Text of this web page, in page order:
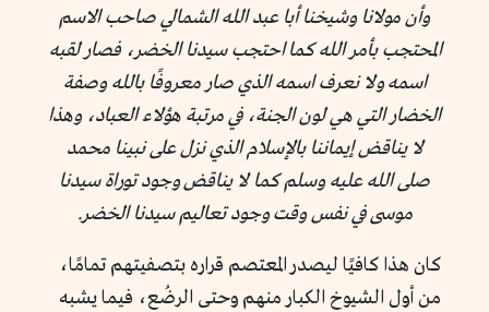
وأن مولانا وشيخنا أبا عبد الله الشمالي صاحب الاسم
المحتجب بأمر الله كما احتجب سيدنا الخضر، فصار لقبه
اسمه ولا نعرف اسمه الذي صار معروفًا بالله وصفة
الخضار التي هي لون الجنة، في مرتبة هؤلاء العباد، وهذا
لا يناقض إيماننا بالإسلام الذي نزل على نبينا محمد
صلى الله عليه وسلم كما لا يناقض وجود توراة سيدنا
موسى في نفس وقت وجود تعاليم سيدنا الخضر.
كان هذا كافيًا ليصدر المعتصم قراره بتصفيتهم تمامًا،
من أول الشيوخ الكبار منهم وحتى الرضُع، فيما يشبه